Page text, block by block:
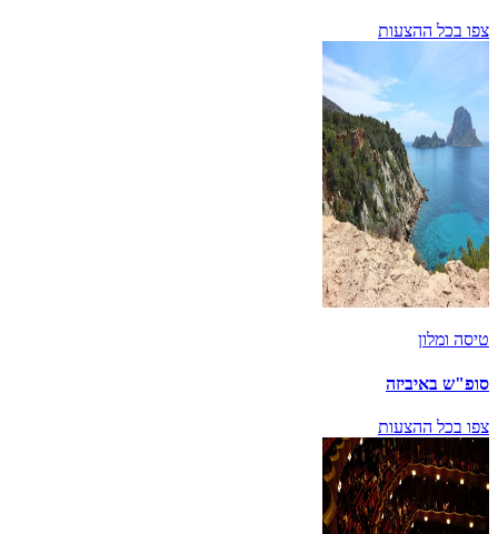
צפו בכל ההצעות
טיסה ומלון
סופ"ש באיביזה
צפו בכל ההצעות